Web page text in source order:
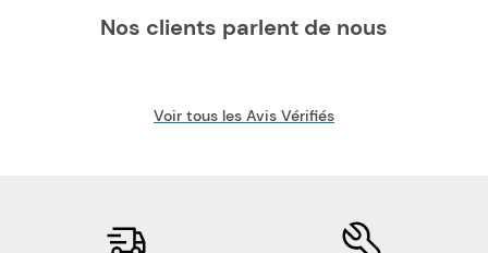
Nos clients parlent de nous
Voir tous les Avis Vérifiés